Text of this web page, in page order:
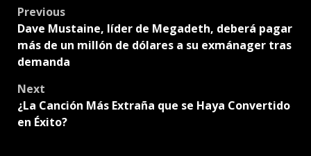
Post
navigation
Previous
Dave Mustaine, líder de Megadeth, deberá pagar
más de un millón de dólares a su exmánager tras
demanda
Next
¿La Canción Más Extraña que se Haya Convertido
en Éxito?